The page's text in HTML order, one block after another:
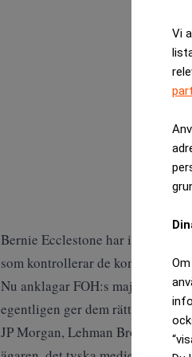
Vi
Bernie Ecclestone har i 20 år
som kontrollerar de
Nu anklagar FOH:s
egentligen ger dem rätt till.
JP Morgan, Lehman Brothers